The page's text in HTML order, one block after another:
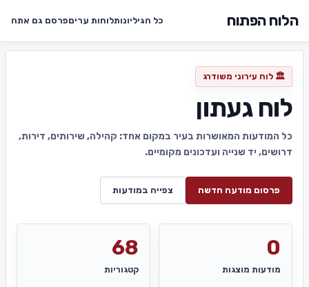
הלוח הפתוח כל הגיליונותלוחות עריםפרסם גם אתה
🏛️ לוח עירוני משודרג
לוח געתון
כל המודעות המאושרות בעיר במקום אחד: קהילה, שירותים, דירות,
דרושים, יד שנייה ועדכונים מקומיים.
פרסום מודעה חדשה צפייה במודעות
0
מודעות מוצגות
68
קטגוריות